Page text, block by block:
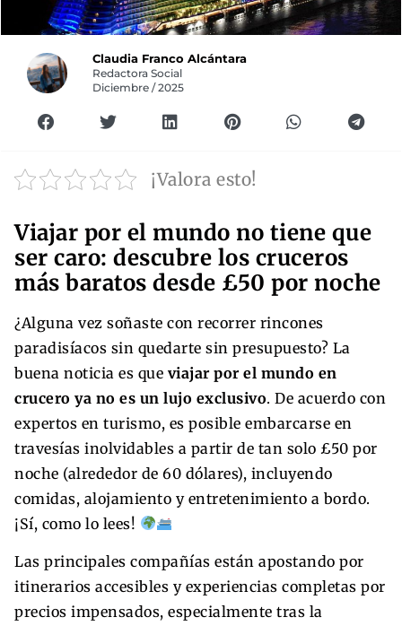
Claudia Franco Alcántara
Redactora Social
Diciembre / 2025
¡Valora esto!
Viajar por el mundo no tiene que
ser caro: descubre los cruceros
más baratos desde £50 por noche
¿Alguna vez soñaste con recorrer rincones
paradisíacos sin quedarte sin presupuesto? La
buena noticia es que viajar por el mundo en
crucero ya no es un lujo exclusivo. De acuerdo con
expertos en turismo, es posible embarcarse en
travesías inolvidables a partir de tan solo £50 por
noche (alrededor de 60 dólares), incluyendo
comidas, alojamiento y entretenimiento a bordo.
¡Sí, como lo lees!
Las principales compañías están apostando por
itinerarios accesibles y experiencias completas por
precios impensados, especialmente tras la